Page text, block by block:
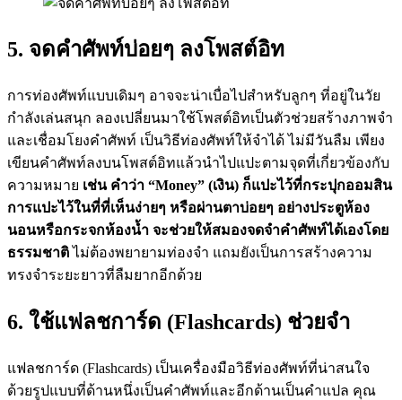
5. จดคำศัพท์บ่อยๆ ลงโพสต์อิท
การท่องศัพท์แบบเดิมๆ อาจจะน่าเบื่อไปสำหรับลูกๆ ที่อยู่ในวัย
กำลังเล่นสนุก ลองเปลี่ยนมาใช้โพสต์อิทเป็นตัวช่วยสร้างภาพจำ
และเชื่อมโยงคำศัพท์ เป็นวิธีท่องศัพท์ให้จำได้ ไม่มีวันลืม เพียง
เขียนคำศัพท์ลงบนโพสต์อิทแล้วนำไปแปะตามจุดที่เกี่ยวข้องกับ
ความหมาย เช่น คำว่า “Money” (เงิน) ก็แปะไว้ที่กระปุกออมสิน
การแปะไว้ในที่ที่เห็นง่ายๆ หรือผ่านตาบ่อยๆ อย่างประตูห้อง
นอนหรือกระจกห้องน้ำ จะช่วยให้สมองจดจำคำศัพท์ได้เองโดย
ธรรมชาติไม่ต้องพยายามท่องจำ แถมยังเป็นการสร้างความ
ทรงจำระยะยาวที่ลืมยากอีกด้วย
6. ใช้แฟลชการ์ด (Flashcards) ช่วยจำ
แฟลชการ์ด (Flashcards) เป็นเครื่องมือวิธีท่องศัพท์ที่น่าสนใจ
ด้วยรูปแบบที่ด้านหนึ่งเป็นคำศัพท์และอีกด้านเป็นคำแปล คุณ